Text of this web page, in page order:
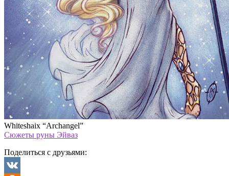
Whiteshaix “Archangel”
Сюжеты руны Эйваз
Поделиться с друзьями: